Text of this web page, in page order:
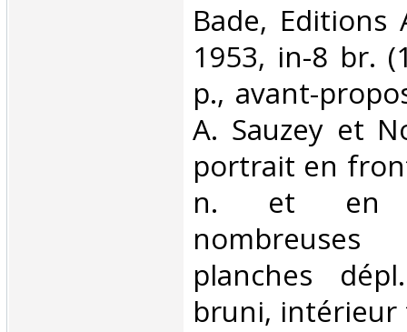
‎Bade, Editions
1953, in-8 br.
p., avant-
A. Sauzey et
portrait en
n. et en
planches
bruni, intérieur